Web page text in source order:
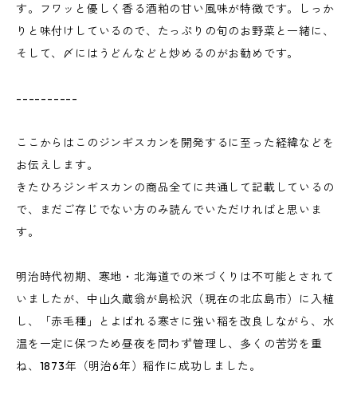
す。フワッと優しく香る酒粕の甘い風味が特徴です。しっか
りと味付けしているので、たっぷりの旬のお野菜と一緒に、
そして、〆にはうどんなどと炒めるのがお勧めです。
----------
ここからはこのジンギスカンを開発するに至った経緯などを
お伝えします。
きたひろジンギスカンの商品全てに共通して記載しているの
で、まだご存じでない方のみ読んでいただければと思いま
す。
明治時代初期、寒地・北海道での米づくりは不可能とされて
いましたが、中山久蔵翁が島松沢（現在の北広島市）に入植
し、「赤毛種」とよばれる寒さに強い稲を改良しながら、水
温を一定に保つため昼夜を問わず管理し、多くの苦労を重
ね、1873年（明治6年）稲作に成功しました。